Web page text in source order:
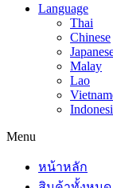
Language
Thai
Chinese
Malay
Lao
Menu
หน้าหลัก